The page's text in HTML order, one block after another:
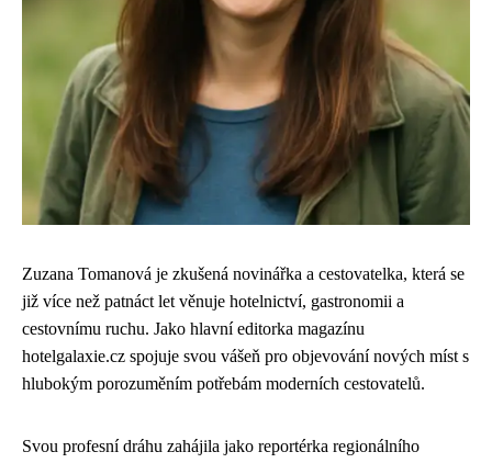
Zuzana Tomanová je zkušená novinářka a cestovatelka, která se
již více než patnáct let věnuje hotelnictví, gastronomii a
cestovnímu ruchu. Jako hlavní editorka magazínu
hotelgalaxie.cz spojuje svou vášeň pro objevování nových míst s
hlubokým porozuměním potřebám moderních cestovatelů.
Svou profesní dráhu zahájila jako reportérka regionálního